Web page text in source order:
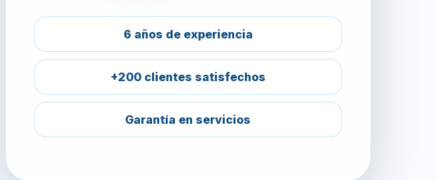
6 años de experiencia
+200 clientes satisfechos
Garantía en servicios